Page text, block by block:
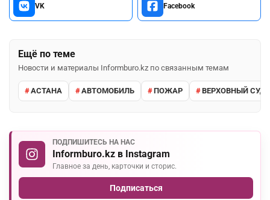
VK Facebook
Ещё по теме
Новости и материалы Informburo.kz по связанным темам
АСТАНА АВТОМОБИЛЬ ПОЖАР ВЕРХОВНЫЙ СУД
ПОДПИШИТЕСЬ НА НАС
Informburo.kz в Instagram
Главное за день, карточки и сторис.
Подписаться